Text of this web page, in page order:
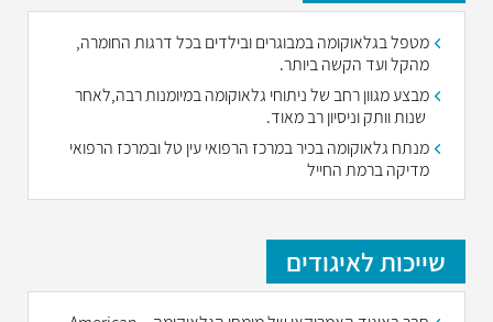
מטפל בגלאוקומה במבוגרים ובילדים בכל דרגות החומרה,
מהקל ועד הקשה ביותר.
מבצע מגוון רחב של ניתוחי גלאוקומה במיומנות רבה,לאחר
שנות וותק וניסיון רב מאוד.
מנתח גלאוקומה בכיר במרכז הרפואי עין טל ובמרכז הרפואי
מדיקה ברמת החייל
שייכות לאיגודים